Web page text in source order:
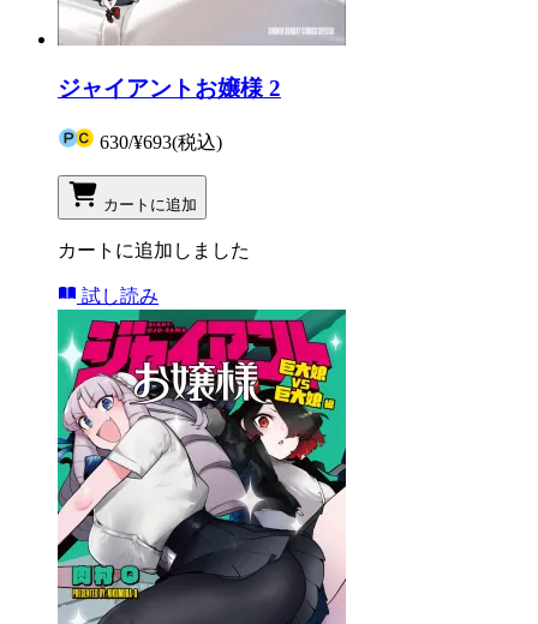
ジャイアントお嬢様 2
630/¥693(税込)
カートに追加
カートに追加しました
試し読み